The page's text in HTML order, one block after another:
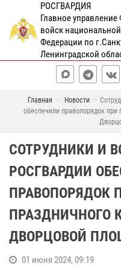
РОСГВАРДИЯ
Главное
войск
Федерации по
Ленинградской
Главная Новости
обеспечили правопорядок при
СОТРУДНИКИ И
РОСГВАРДИИ
ПРАВОПОРЯДОК
ПРАЗДНИЧНОГО
ДВОРЦОВОЙ
01 июня 2024, 09:19